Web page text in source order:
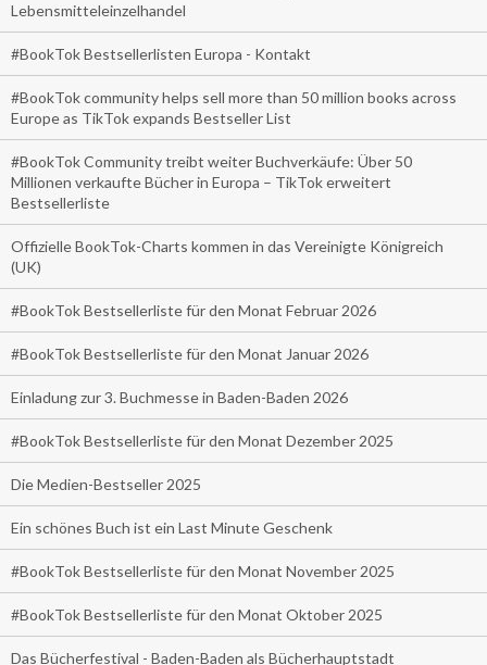
Lebensmitteleinzelhandel
#BookTok Bestsellerlisten Europa - Kontakt
#BookTok community helps sell more than 50 million books across
Europe as TikTok expands Bestseller List
#BookTok Community treibt weiter Buchverkäufe: Über 50
Millionen verkaufte Bücher in Europa – TikTok erweitert
Bestsellerliste
Offizielle BookTok-Charts kommen in das Vereinigte Königreich
(UK)
#BookTok Bestsellerliste für den Monat Februar 2026
#BookTok Bestsellerliste für den Monat Januar 2026
Einladung zur 3. Buchmesse in Baden-Baden 2026
#BookTok Bestsellerliste für den Monat Dezember 2025
Die Medien-Bestseller 2025
Ein schönes Buch ist ein Last Minute Geschenk
#BookTok Bestsellerliste für den Monat November 2025
#BookTok Bestsellerliste für den Monat Oktober 2025
Das Bücherfestival - Baden-Baden als Bücherhauptstadt